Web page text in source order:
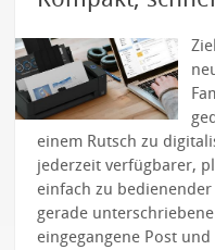
einem Rutsch zu
jederzeit verfügbarer,
einfach zu
gerade
eingegangene Post